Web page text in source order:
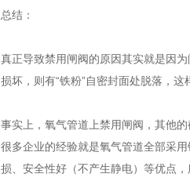
总结：
真正导致禁用闸阀的原因其实就是因
损坏，则有“铁粉”自密封面处脱落，
事实上，氧气管道上禁用闸阀，其他
很多企业的经验就是氧气管道全部采
损、安全性好（不产生静电）等优点